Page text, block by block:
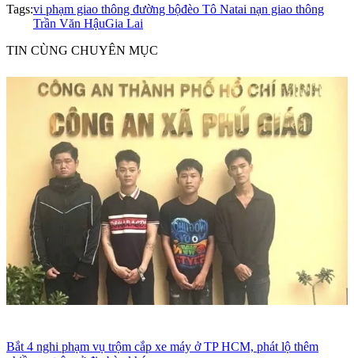
Tags:vi phạm giao thông đường bộđèo Tô Natai nạn giao thông
Trần Văn HậuGia Lai
TIN CÙNG CHUYÊN MỤC
Bắt 4 nghi phạm vụ trộm cắp xe máy ở TP HCM, phát lộ thêm